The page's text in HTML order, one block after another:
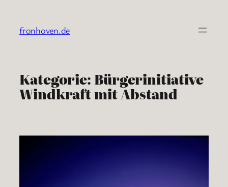
springen
fronhoven.de
Kategorie: Bürgerinitiative
Windkraft mit Abstand